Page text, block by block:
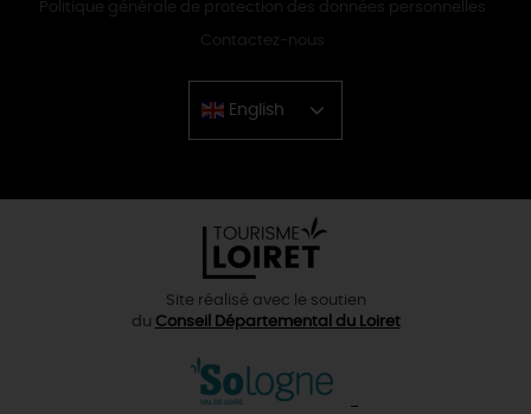
Politique générale de protection des données personnelles
Contactez-nous
English
Chinese
Site réalisé avec le soutien
du Conseil Départemental du Loiret